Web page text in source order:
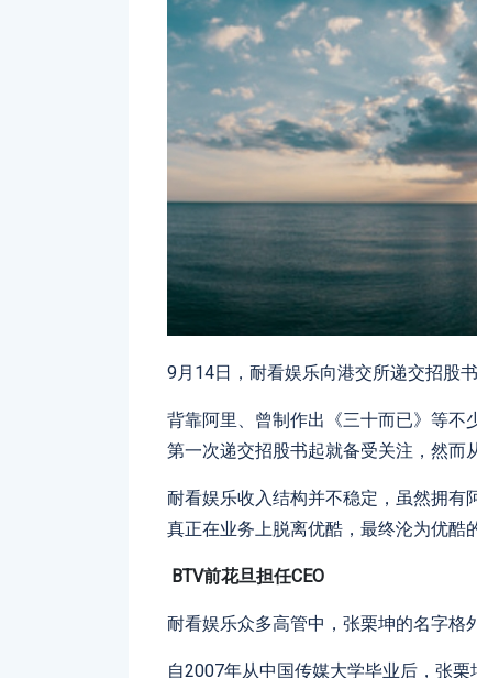
9月14日，耐看娱乐向港交所递交招股
背靠阿里、曾制作出《三十而已》等不
第一次递交招股书起就备受关注，然而
耐看娱乐收入结构并不稳定，虽然拥有
真正在业务上脱离优酷，最终沦为优酷的
BTV前花旦担任CEO
耐看娱乐众多高管中，张栗坤的名字格
自2007年从中国传媒大学毕业后，张